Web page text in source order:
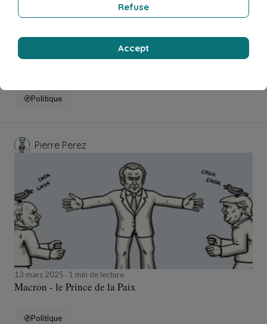
17 mars 2025
Politique
Pierre Perez
13 mars 2025 1 min de lecture
Macron - le Prince de la Paix
Politique
Refuse
Accept